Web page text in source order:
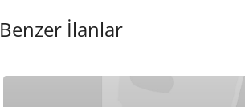
Benzer İlanlar